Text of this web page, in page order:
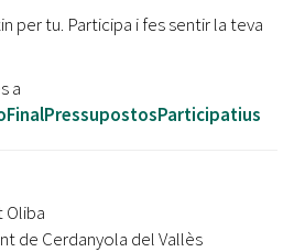
per tu. Participa i fes sentir la teva
a
Oliba
de Cerdanyola del Vallès